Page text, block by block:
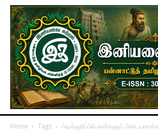
Home Tags அடிக்குறிப்பில் எண்களும்